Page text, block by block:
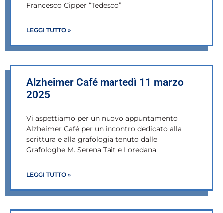
Francesco Cipper “Tedesco”
LEGGI TUTTO »
Alzheimer Café martedì 11 marzo
2025
Vi aspettiamo per un nuovo appuntamento
Alzheimer Café per un incontro dedicato alla
scrittura e alla grafologia tenuto dalle
Grafologhe M. Serena Tait e Loredana
LEGGI TUTTO »